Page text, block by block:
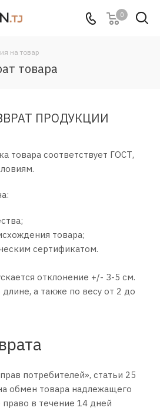
0
на товар
товара
ПРОДУКЦИИ
товара соответствует ГОСТ,
товара;
сертификатом.
отклонение +/- 3-5 см.
а также по весу от 2 до
потребителей», статьи 25
обмен товара надлежащего
в течение 14 дней